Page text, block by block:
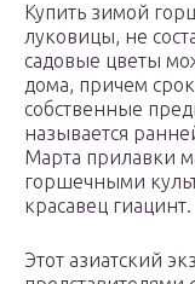
Купить зимой
луковицы, не
садовые цветы
дома, причем
собственные
называется
Марта прилавки
горшечными
красавец гиацинт.
Этот азиатский